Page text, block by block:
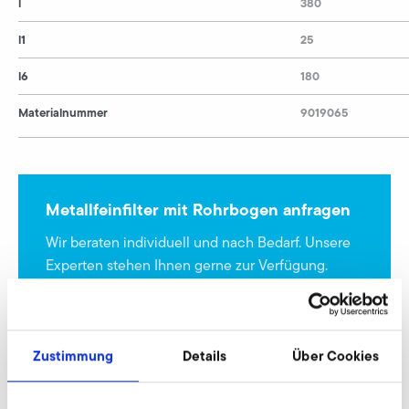
Zustimmung Details Über Cookies
l1
l6
Materialnummer
25
180
9019065
Metallfeinfilter mit Rohrbogen anfragen
Wir beraten individuell und nach Bedarf. Unsere
Experten stehen Ihnen gerne zur Verfügung.
Jetzt anfragen